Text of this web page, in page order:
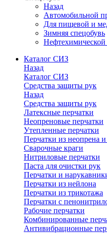
Назад
Автомобильной
Для пищевой и
Зимняя спецобувь
Каталог СИЗ
Назад
Каталог СИЗ
Средства защиты рук
Назад
Средства защиты рук
Латексные перчатки
Неопреновые перчатки
Утепленные перчатки
Перчатки из неопрена и
Сварочные краги
Нитриловые перчатки
Паста для очистки рук
Перчатки и
Перчатки из нейлона
Перчатки из трикотажа
Перчатки с
Рабочие перчатки
Комбинированные
Антивибрационные